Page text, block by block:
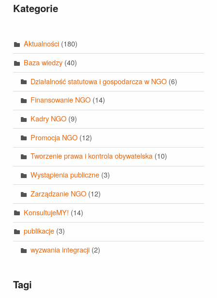
Kategorie
Aktualności(180)
Baza wiedzy(40)
Działalność statutowa i gospodarcza w NGO (6)
Finansowanie NGO (14)
Kadry NGO (9)
Promocja NGO (12)
Tworzenie prawa i kontrola obywatelska (10)
Wystąpienia publiczne (3)
Zarządzanie NGO (12)
KonsultujeMY! (14)
publikacje(3)
wyzwania integracji (2)
Tagi